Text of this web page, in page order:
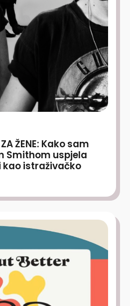
ŽENE: Kako sam
Smithom uspjela
istraživačko